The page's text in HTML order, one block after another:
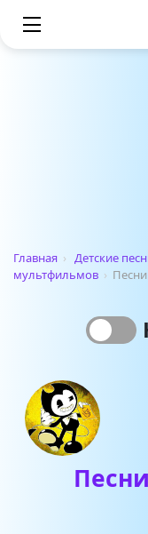
Главная › Детские
мультфильмов ›